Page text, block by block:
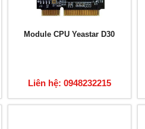
Module CPU Yeastar D30
Liên hệ: 0948232215